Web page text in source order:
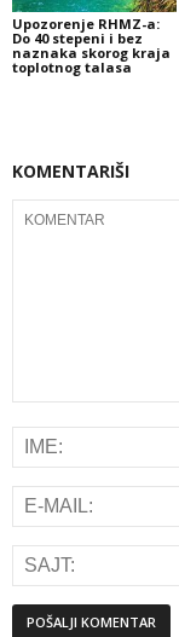
Upozorenje RHMZ-a:
Do 40 stepeni i bez
naznaka skorog kraja
toplotnog talasa
KOMENTARIŠI